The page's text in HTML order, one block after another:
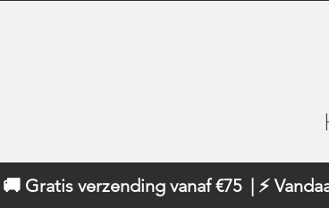
🚚 Gratis verzending vanaf €75 | ⚡